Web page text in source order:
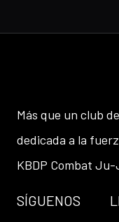
Más que un club
dedicada a la
KBDP Combat
SÍGUENOS